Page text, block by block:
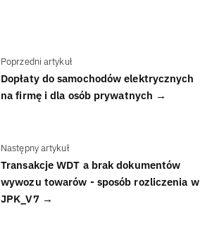
Poprzedni artykuł
Dopłaty do samochodów elektrycznych
na firmę i dla osób prywatnych →
Następny artykuł
Transakcje WDT a brak dokumentów
wywozu towarów - sposób rozliczenia w
JPK_V7 →